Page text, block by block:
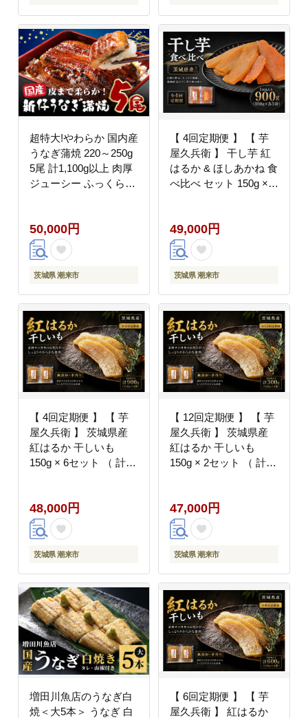
超特大!やわらか 国内産
うなぎ蒲焼 220～250g
5尾 計1,100g以上 肉厚
ジューシー ふっくら柔
煎で簡単調理 うな丼 う
な重 贈答用 ギフト 冷
蔵配送 茨城県 潮来市
(A23-007)
50,000円
茨城県 潮来市
【 4回定期便 】 【 芋
屋久兵衛 】 干し芋 紅
はるか & ほしあかね 食
べ比べ セット 150g ×
にはるか 干し芋 干芋
野菜 やさい デザート
スイーツ おやつ
49,000円
茨城県 潮来市
【 4回定期便 】 【 芋
屋久兵衛 】 茨城県産
紅はるか 干しいも
150g × 6セット （ 計
べにはるか 干し芋 干芋
野菜 やさい デザート
スイーツ おやつ ギフト
贈答 プレゼント
48,000円
茨城県 潮来市
【 12回定期便 】 【 芋
屋久兵衛 】 茨城県産
紅はるか 干しいも
150g × 2セット （ 計
し芋 干芋 野菜 やさい
デザート スイーツ おや
つ ギフト 贈答 プレゼ
ント
47,000円
茨城県 潮来市
増田川魚店のうなぎ白
焼＜大5本＞ うなぎ 白
【 6回定期便 】 【 芋
屋久兵衛 】 紅はるか